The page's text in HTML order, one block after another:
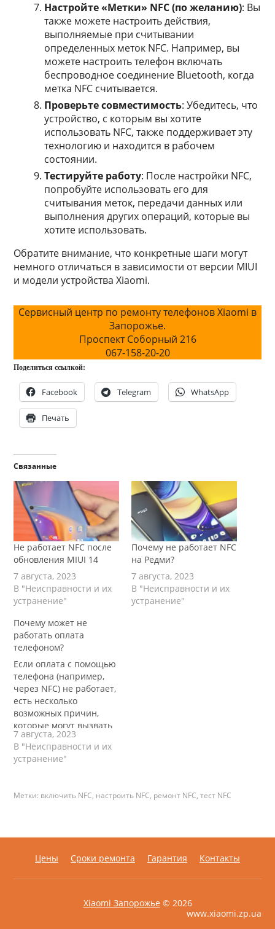
Настройте «Метки» NFC (по желанию): Вы
также можете настроить действия,
выполняемые при считывании
определенных меток NFC. Например, вы
можете настроить телефон включать
беспроводное соединение Bluetooth, когда
метка NFC считывается.
Проверьте совместимость: Убедитесь, что
устройство, с которым вы хотите
использовать NFC, также поддерживает эту
технологию и находится в рабочем
состоянии.
Тестируйте работу: После настройки NFC,
попробуйте использовать его для
считывания меток, передачи данных или
выполнения других операций, которые вы
хотите использовать.
Обратите внимание, что конкретные шаги могут
немного отличаться в зависимости от версии MIUI
и модели устройства Xiaomi.
Сервисный центр по ремонту телефонов Xiaomi в
Запорожье.
Проспект Соборный 216
067-158-20-20
Поделиться ссылкой:
Facebook Telegram WhatsApp
Печать
Связанные
Не работает NFC после
обновления MIUI 14
7 августа, 2023
В "Неисправности и их
устранение"
Почему не работает NFC
на Редми?
7 августа, 2023
В "Неисправности и их
устранение"
Почему может не
работать оплата
телефоном?
Если оплата с помощью
телефона (например,
через NFC) не работает,
есть несколько
возможных причин,
которые могут вызвать
эту проблему: Отключен
NFC: Убедитесь, что NFC
на вашем телефоне
настройках устройства
оплаты или других
средств: Если вы
7 августа, 2023
В "Неисправности и их
устранение"
Метки: включить NFC, настроить NFC, ремонт NFC,тест NFC
Цены Сроки ремонта Гарантия Контакты
Xiaomi Запорожье © 2026
www.xiaomi.zp.ua